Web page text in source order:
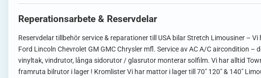
Reperationsarbete & Reservdelar
Reservdelar tillbehör service & reparationer till USA bilar Stretch Limousiner –
Ford Lincoln Chevrolet GM GMC Chrysler mfl. Service av AC A/C aircondition
vinyltak, vindrutor, långa sidorutor / glasrutor monterar solfilm. Vi har alltid
framruta bilrutor i lager ! Kromlister Vi har mattor i lager till 70″ 120″ & 140″